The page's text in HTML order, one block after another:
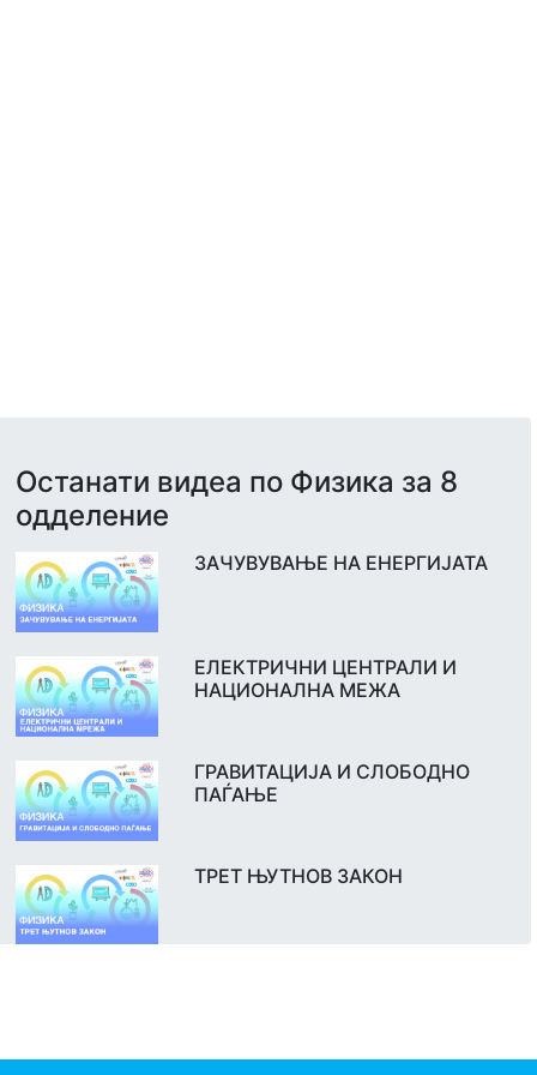
Останати видеа по Физика за 8
одделение
ЗАЧУВУВАЊЕ НА ЕНЕРГИЈАТА
ЕЛЕКТРИЧНИ ЦЕНТРАЛИ И
НАЦИОНАЛНА МЕЖА
ГРАВИТАЦИЈА И СЛОБОДНО
ПАЃАЊЕ
ТРЕТ ЊУТНОВ ЗАКОН